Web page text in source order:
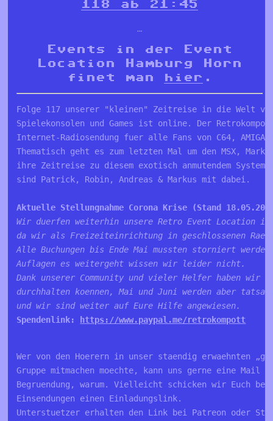
118 ab 21:45
Events in der Event
Location Hamburg Horn
finet man
hier .
Folge 117 unserer "kleinen" Zeitreise in die Welt
Spielekonsolen und Games ist online. Der
Internet-Radiosendung fuer alle Fans von C64, AMIGA,
Thematisch geht es zum letzten Mal um den MSX,
ihre Zeitreise zu diesem exotisch anmutendem System
sind Patrick, Robin, Andreas & Markus mit dabei.
Aktuelle Stellungnahme Corona Krise (Stand
Wir duerfen weiterhin unsere Retro Event Location
da wir als Freizeiteinrichtung in geschlossenen
Alle Buchungen bis Ende Mai mussten storniert
Auflagen es weitergeht wissen wir leider nicht.
Dank unserer Community und vieler Helfer haben wir
durchhalten koennen, Mai und Juni werden aber
und wir sind weiter auf Eure Hilfe angewiesen.
Spendenlink:
https://www.paypal.me/retrokompott
Wer von den Hoerern in unser staendig erwaehnten
Gruppe mitmachen moechte, kann uns gerne eine
Begruendung, warum. Vielleicht schicken wir Euch
Einsendungen einen Einladungslink.
Unterstuetzer erhalten den Link bei Patreon oder